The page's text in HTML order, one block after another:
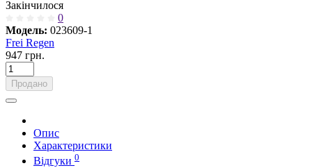
Закінчилося
0
Модель: 023609-1
Frei Regen
947 грн.
Продано
Опис
Характеристики
Відгуки 0